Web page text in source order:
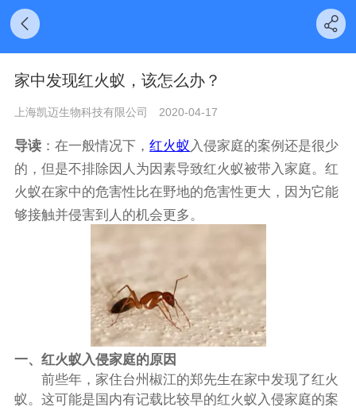
家中发现红火蚁，该怎么办？
上海凯迈生物科技有限公司 2020-04-17
导读 ：在一般情况下，红火蚁 入侵家庭的案例还是很少
的，但是不排除因人为因素导致红火蚁被带入家庭。红
火蚁在家中的危害性比在野地的危害性更大，因为它能
够接触并侵害到人的机会更多。
一、红火蚁入侵家庭的原因
前些年，家住台州椒江的郑先生在家中发现了红火
蚁。这可能是国内有记载比较早的红火蚁入侵家庭的案